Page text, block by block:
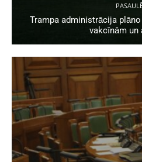
Trampa administrācija
vakcīnām un